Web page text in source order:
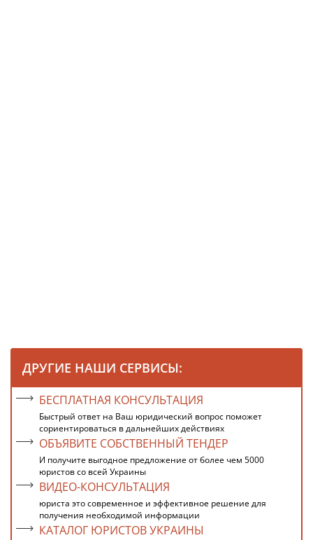
ДРУГИЕ НАШИ СЕРВИСЫ:
БЕСПЛАТНАЯ КОНСУЛЬТАЦИЯ
Быстрый ответ на Ваш юридический вопрос поможет
сориентироваться в дальнейших действиях
ОБЪЯВИТЕ СОБСТВЕННЫЙ ТЕНДЕР
И получите выгодное предложение от более чем 5000
юристов со всей Украины
ВИДЕО-КОНСУЛЬТАЦИЯ
юриста это современное и эффективное решение для
получения необходимой информации
КАТАЛОГ ЮРИСТОВ УКРАИНЫ